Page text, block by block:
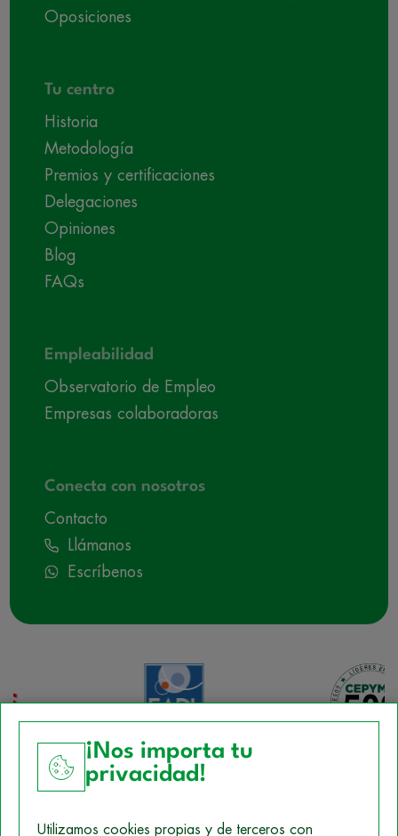
Oposiciones
Tu centro
Historia
Metodología
Premios y certificaciones
Delegaciones
Opiniones
Blog
FAQs
Empleabilidad
Observatorio de Empleo
Empresas colaboradoras
Conecta con nosotros
Contacto
Llámanos
Escríbenos
¡Nos importa tu
privacidad!
Utilizamos cookies propias y de terceros con